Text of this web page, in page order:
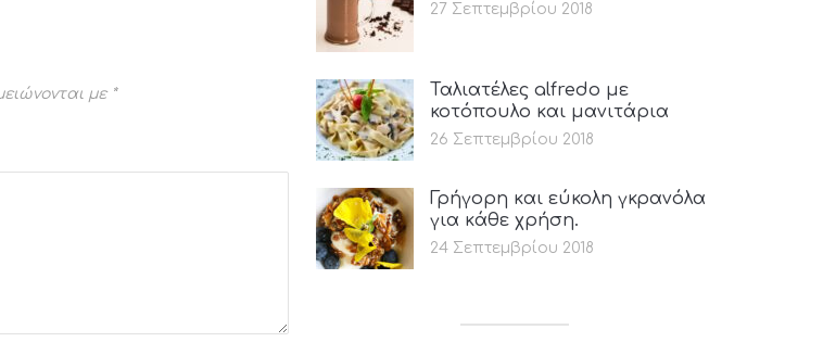
με *
27 Σεπτεμβρίου 2018
Ταλιατέλες alfredo με
κοτόπουλο και μανιτάρια
26 Σεπτεμβρίου 2018
Γρήγορη και εύκολη γκρανόλα
για κάθε χρήση.
24 Σεπτεμβρίου 2018